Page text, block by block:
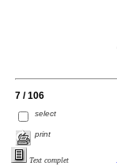
7 / 106
select
print
Text complet